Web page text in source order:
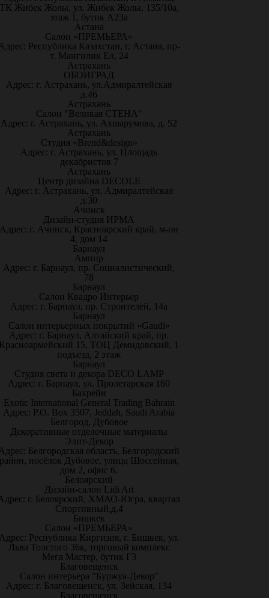
Жибек Жолы, ул. Жибек Жолы, 135/10а,
этаж 1, бутик А23а
Астана
Салон «ПРЕМЬЕРА»
Республика Казахстан, г. Астана, пр-
т. Мангилик Ел, 24
Астрахань
ОБОИГРАД
Адрес: г. Астрахань, ул.Адмиралтейская
д.46
Астрахань
Салон "Великая СТЕНА"
Адрес: г. Астрахань, ул. Ахшарумова, д. 52
Астрахань
Студия «Brend&design»
Адрес: г. Астрахань, ул. Площадь
декабристов 7
Астрахань
Центр дизайна DECOLE
Адрес: г. Астрахань, ул. Адмиралтейская
д.30
Ачинск
Дизайн-студия ИРМА
Адрес: г. Ачинск, Красноярский край, м-он
4, дом 14
Барнаул
Ампир
Адрес: г. Барнаул, пр. Социалистический,
78
Барнаул
Салон Квадро Интерьер
Адрес: г. Барнаул, пр. Строителей, 14а
Барнаул
Салон интерьерных покрытий «Gaudi»
Адрес: г. Барнаул, Алтайский край, пр.
15, ТОЦ Демидовский, 1
подъезд, 2 этаж
Барнаул
Студия света и декора DECO LAMP
Адрес: г. Барнаул, ул. Пролетарская 160
Бахрейн
Exotic International General Trading Bahrain
Адрес: P.O. Box 3507, Jeddah, Saudi Arabia
Белгород, Дубовое
Декоративные отделочные материалы
Элит-Декор
Белгородская область, Белгородский
посёлок Дубовое, улица Шоссейная,
дом 2, офис 6.
Белоярский
Дизайн-салон Lidi Art
г. Белоярский, ХМАО-Югра, квартал
Спортивный,д.4
Бишкек
Салон «ПРЕМЬЕРА»
Республика Киргизия, г. Бишкек, ул.
Льва Толстого 36к, торговый комплекс
Мега Мастер, бутик Г3
Благовещенск
Салон интерьера "Буржуа-Декор"
Адрес: г. Благовещенск, ул. Зейская, 134
Благовещенск